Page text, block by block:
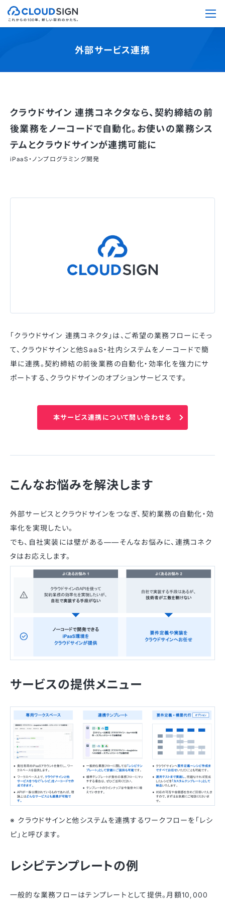
外部サービス連携
クラウドサイン 連携コネクタなら、契約締結の前
後業務をノーコードで自動化。お使いの業務シス
テムとクラウドサインが連携可能に
iPaaS・ノンプログラミング開発
「クラウドサイン 連携コネクタ」は、ご希望の業務フローにそっ
て、クラウドサインと他SaaS・社内システムをノーコードで簡
単に連携。契約締結の前後業務の自動化・効率化を強力にサ
ポートする、クラウドサインのオプションサービスです。
本サービス連携について問い合わせる
こんなお悩みを解決します
外部サービスとクラウドサインをつなぎ、契約業務の自動化・効
率化を実現したい。
でも、自社実装には壁がある——そんなお悩みに、連携コネク
タはお応えします。
サービスの提供メニュー
※ クラウドサインと他システムを連携するワークフローを「レシ
ピ」と呼びます。
レシピテンプレートの例
一般的な業務フローはテンプレートとして提供。月額10,000